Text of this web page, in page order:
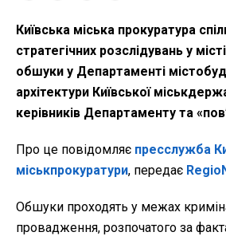
Київська міська прокуратура
стратегічних розслідувань у
обшуки у Департаменті
архітектури Київської
керівників Департаменту та
Про це повідомляє пресслужба
міськпрокуратури, передає
Обшуки проходять у межах
провадження, розпочатого за